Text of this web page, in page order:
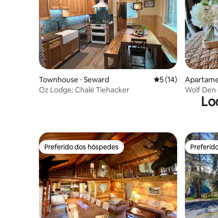
Townhouse ⋅ Seward 5 de uma
5 (14)
Oz Lodge: Chalé Tiehacker
Wolf Den
Preferido dos hóspedes
Preferido dos hóspedes